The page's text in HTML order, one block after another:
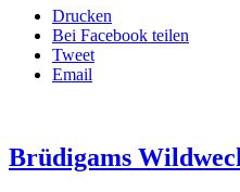
Drucken
Bei Facebook teilen
Tweet
Email
Brüdigams